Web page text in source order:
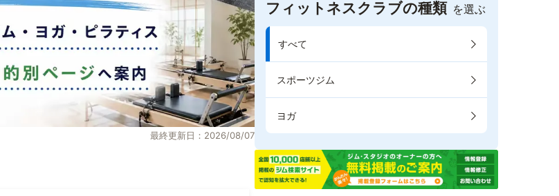
最終更新日：2026/08/07
フィットネスクラブの種類 を選ぶ
すべて
スポーツジム
ヨガ